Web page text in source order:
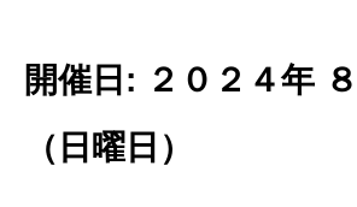
開催日: ２０２４年
（日曜日）